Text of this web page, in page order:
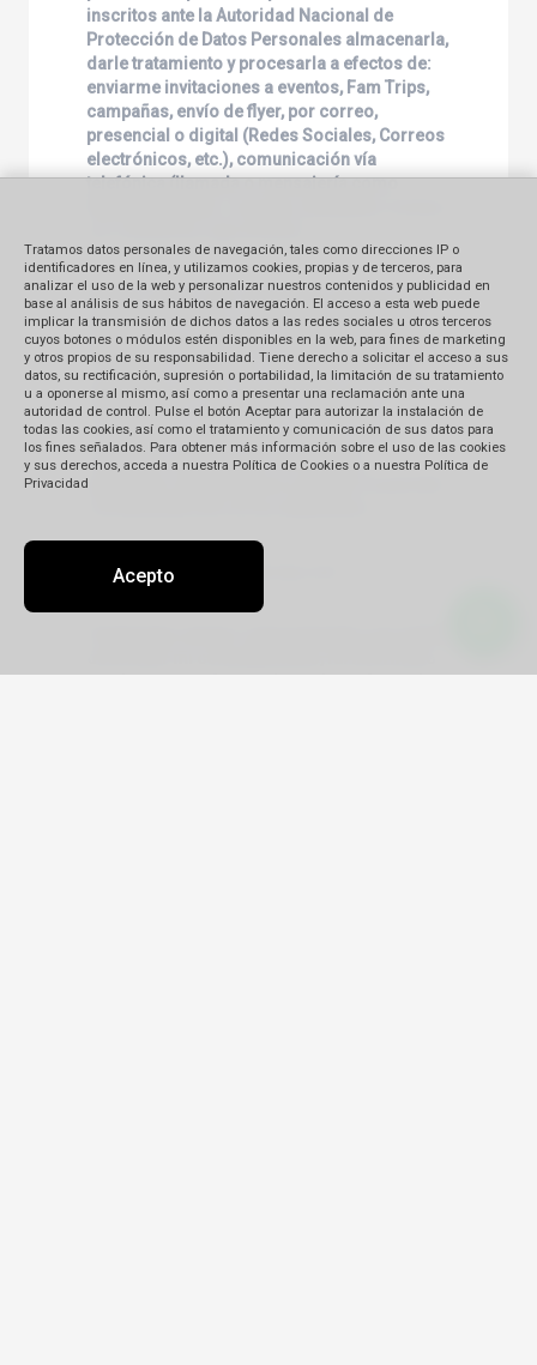
inscritos ante la Autoridad Nacional de
Protección de Datos Personales almacenarla,
darle tratamiento y procesarla a efectos de:
enviarme invitaciones a eventos, Fam Trips,
campañas, envío de flyer, por correo,
presencial o digital (Redes Sociales, Correos
electrónicos, etc.), comunicación vía
telefónica (llamada o mensajería como
Declaro haber sido informado que mis datos
personales serán conservados después de
que finalice la relación comercial con Sahara
Travel SAC. Asimismo, he sido informado,
que puedo ejercer mis derechos de acceso,
rectificación, cancelación, oposición y
revocación siempre que cumpla con los
requisitos exigidos por las normas
aplicables, dirigiéndome a
ventas@saharatravelgroup.com
Tratamos datos personales de navegación, tales como direcciones IP o
identificadores en línea, y utilizamos cookies, propias y de terceros, para
analizar el uso de la web y personalizar nuestros contenidos y publicidad en
base al análisis de sus hábitos de navegación. El acceso a esta web puede
implicar la transmisión de dichos datos a las redes sociales u otros terceros
cuyos botones o módulos estén disponibles en la web, para fines de marketing
y otros propios de su responsabilidad. Tiene derecho a solicitar el acceso a sus
datos, su rectificación, supresión o portabilidad, la limitación de su tratamiento
u a oponerse al mismo, así como a presentar una reclamación ante una
autoridad de control. Pulse el botón Aceptar para autorizar la instalación de
todas las cookies, así como el tratamiento y comunicación de sus datos para
los fines señalados. Para obtener más información sobre el uso de las cookies
y sus derechos, acceda a nuestra Política de Cookies o a nuestra Política de
Privacidad
Acepto